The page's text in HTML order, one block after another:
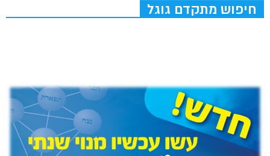
חיפוש מתקדם גוגל